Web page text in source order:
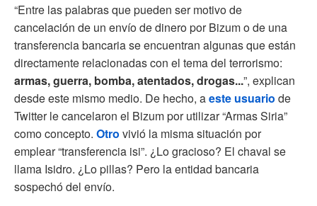
“Entre las palabras que pueden ser motivo de
cancelación de un envío de dinero por Bizum o de una
transferencia bancaria se encuentran algunas que están
directamente relacionadas con el tema del terrorismo:
armas, guerra, bomba, atentados, drogas...”, explican
desde este mismo medio. De hecho, aeste usuario de
Twitter le cancelaron el Bizum por utilizar “Armas Siria”
como concepto. Otro vivió la misma situación por
emplear “transferencia isi”. ¿Lo gracioso? El chaval se
llama Isidro. ¿Lo pillas? Pero la entidad bancaria
sospechó del envío.